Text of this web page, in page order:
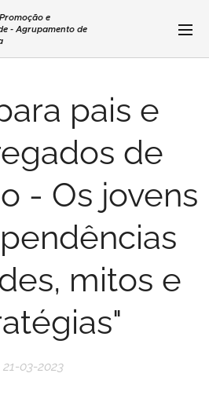
e
- Agrupamento de
pais e
de
- Os jovens
mitos e
21-03-2023